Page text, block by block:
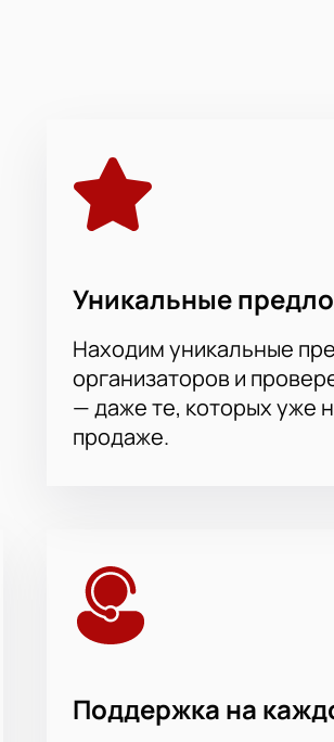
Уникальные
Находим уникальные
организаторов и
— даже те, которых уже
продаже.
Поддержка на